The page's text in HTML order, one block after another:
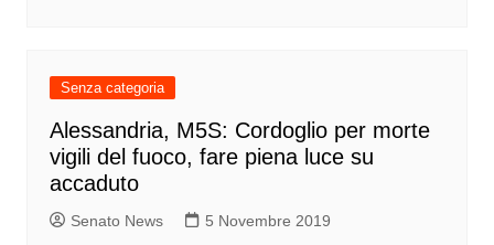
Senza categoria
Alessandria, M5S: Cordoglio per morte
vigili del fuoco, fare piena luce su
accaduto
Senato News 5 Novembre 2019